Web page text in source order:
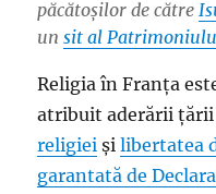
păcătoșilor de către
unsit al
Religia în Franța
atribuit aderării
religiei șilibertatea
garantată de